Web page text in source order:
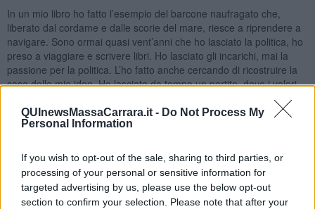
QUInewsMassaCarrara.it - Do Not Process My
Personal Information
If you wish to opt-out of the sale, sharing to third parties, or
processing of your personal or sensitive information for
targeted advertising by us, please use the below opt-out
section to confirm your selection. Please note that after your
In un mio libro ho fatto l’esempio del barcone naufragato che,
liberato dal cordame e dalle scorie del mare, riesce a riprendere a
navigare. Sono ormai quasi vent’anni che ho lasciato la politica, ho
preso a viaggiare e scrivere libri. Ho lasciato gli incarichi, mai la
passione per la politica. L’ho fatto anche cercando di ricostruire la
casa delle mie idee. Ho lasciato da tempo un partito, dove i valori
che avevano innervato la mia vita erano ormai caduti come foglie
morte, per una nuova appartenenza politica. Anch’essa mi sembra
oggi inadeguata, impacciata nei personalismi, confusa e dispersa.
radicalità necessaria per stare dalla parte giusta. La pace prima di
tutto poi uguaglianza, diritti, lavoro.